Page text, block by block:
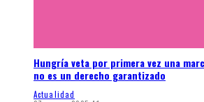
Hungría veta por primera vez una
no es un derecho garantizado
Actualidad